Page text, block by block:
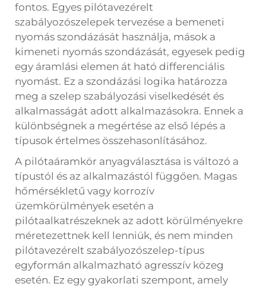
fontos. Egyes pilótavezérelt
szabályozószelepek tervezése a bemeneti
nyomás szondázását használja, mások a
kimeneti nyomás szondázását, egyesek pedig
egy áramlási elemen át ható differenciális
nyomást. Ez a szondázási logika határozza
meg a szelep szabályozási viselkedését és
alkalmasságát adott alkalmazásokra. Ennek a
különbségnek a megértése az első lépés a
típusok értelmes összehasonlításához.
A pilótaáramkör anyagválasztása is változó a
típustól és az alkalmazástól függően. Magas
hőmérsékletű vagy korrozív
üzemkörülmények esetén a
pilótaalkatrészeknek az adott körülményekre
méretezettnek kell lenniük, és nem minden
pilótavezérelt szabályozószelep-típus
egyformán alkalmazható agresszív közeg
esetén. Ez egy gyakorlati szempont, amely